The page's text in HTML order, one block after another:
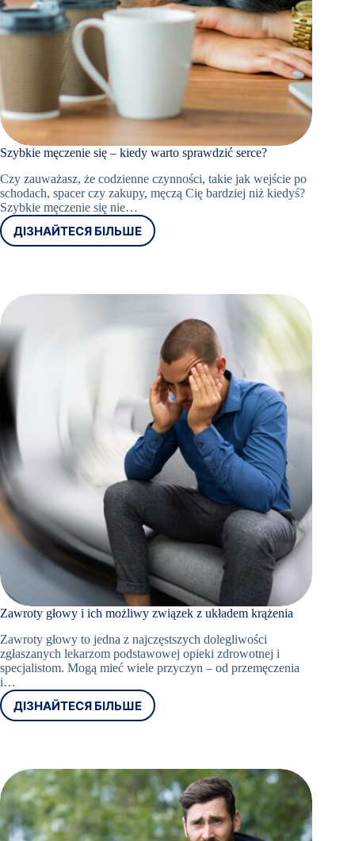
Szybkie męczenie się – kiedy warto sprawdzić serce?
Czy zauważasz, że codzienne czynności, takie jak wejście po
schodach, spacer czy zakupy, męczą Cię bardziej niż kiedyś?
Szybkie męczenie się nie…
ДІЗНАЙТЕСЯ БІЛЬШЕ
SZYBKIE
KIEDY
SPRAWDZIĆ
Zawroty głowy i ich możliwy związek z układem krążenia
Zawroty głowy to jedna z najczęstszych dolegliwości
zgłaszanych lekarzom podstawowej opieki zdrowotnej i
specjalistom. Mogą mieć wiele przyczyn – od przemęczenia
i…
ДІЗНАЙТЕСЯ БІЛЬШЕ
ZAWROTY
MOŻLIWY
ZWIĄZEK
Z
UKŁADEM
KRĄŻENIA